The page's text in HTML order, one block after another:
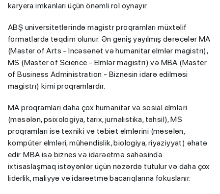
karyera imkanları üçün önəmli rol oynayır.
ABŞ universitetlərində magistr proqramları müxtəlif
formatlarda təqdim olunur. Ən geniş yayılmış dərəcələr MA
(Master of Arts - İncəsənət və humanitar elmlər magistrı),
MS (Master of Science - Elmlər magistrı) və MBA (Master
of Business Administration - Biznesin idarə edilməsi
magistrı) kimi proqramlardır.
MA proqramları daha çox humanitar və sosial elmləri
(məsələn, psixologiya, tarix, jurnalistika, təhsil), MS
proqramları isə texniki və təbiət elmlərini (məsələn,
kompüter elmləri, mühəndislik, biologiya, riyaziyyat) əhatə
edir. MBA isə biznes və idarəetmə sahəsində
ixtisaslaşmaq istəyənlər üçün nəzərdə tutulur və daha çox
liderlik, maliyyə və idarəetmə bacarıqlarına fokuslanır.